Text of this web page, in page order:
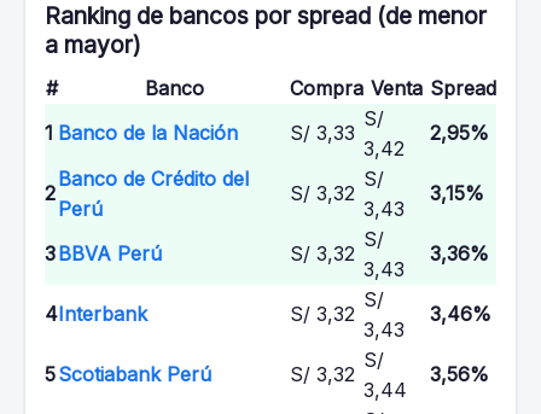
Ranking de bancos por spread (de menor
a mayor)
# Banco Compra Venta Spread
1 Banco de la Nación S/ 3,33
S/
3,42
2,95%
2
Banco de Crédito del
Perú
S/ 3,32
S/
3,43
3,15%
3 BBVA Perú S/ 3,32
S/
3,43
3,36%
4Interbank S/ 3,32
S/
3,43
3,46%
5Scotiabank Perú S/ 3,32
S/
3,44
3,56%